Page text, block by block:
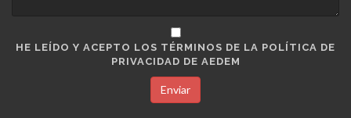
HE LEÍDO Y ACEPTO LOS TÉRMINOS DE LA POLÍTICA DE
PRIVACIDAD DE AEDEM
Enviar